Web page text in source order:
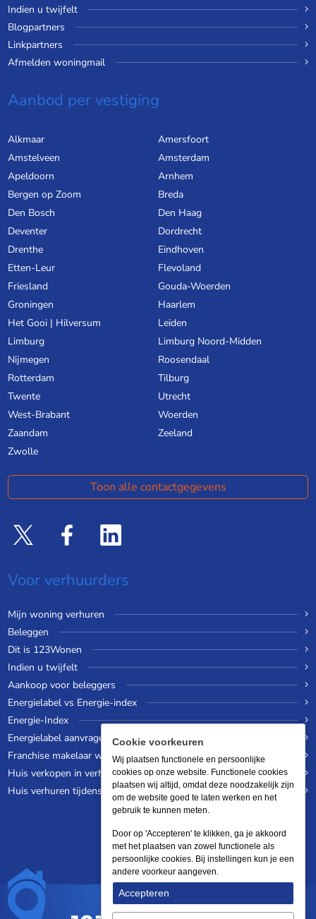
Indien u twijfelt
Blogpartners
Linkpartners
Afmelden woningmail
Aanbod per vestiging
Alkmaar
Amersfoort
Amstelveen
Amsterdam
Apeldoorn
Arnhem
Bergen op Zoom
Breda
Den Bosch
Den Haag
Deventer
Dordrecht
Drenthe
Eindhoven
Etten-Leur
Flevoland
Friesland
Gouda-Woerden
Groningen
Haarlem
Het Gooi | Hilversum
Leiden
Limburg
Limburg Noord-Midden
Nijmegen
Roosendaal
Rotterdam
Tilburg
Twente
Utrecht
West-Brabant
Woerden
Zaandam
Zeeland
Zwolle
Toon alle contactgegevens
Voor verhuurders
Mijn woning verhuren
Beleggen
Dit is 123Wonen
Indien u twijfelt
Aankoop voor beleggers
Energielabel vs Energie-index
Energie-Index
Energielabel aanvragen
Franchise makelaar worden
Huis verkopen in verhuurde staat
Huis verhuren tijdens een wereldreis
Cookie voorkeuren
Wij plaatsen functionele en persoonlijke
cookies op onze website. Functionele cookies
plaatsen wij altijd, omdat deze noodzakelijk zijn
om de website goed te laten werken en het
gebruik te kunnen meten.
Door op 'Accepteren' te klikken, ga je akkoord
met het plaatsen van zowel functionele als
persoonlijke cookies. Bij instellingen kun je een
andere voorkeur aangeven.
Accepteren